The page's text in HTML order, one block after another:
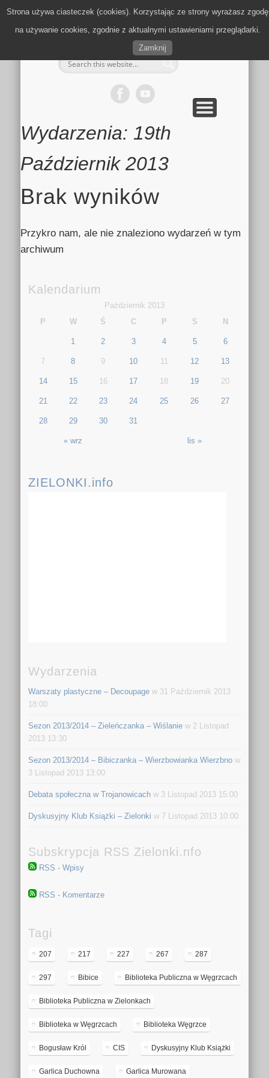
Zielonki.info
KALENDARZ
KULTURA
SPORT
MULTIMEDIA
MIEJSCA
KONTAKT
Wydarzenia: 19th
Październik 2013
Brak wyników
Przykro nam, ale nie znaleziono wydarzeń w tym
archiwum
Kalendarium
Październik 2013
P
W Ś C P S N
« wrz lis »
1 2 3 4 5 6
7 8 9 10 11 12 13
14 15 16 17 18 19 20
21 22 23 24 25 26 27
28 29 30 31
ZIELONKI.info
Wydarzenia
Warszaty plastyczne – Decoupagew 31 Październik 2013
18:00
Sezon 2013/2014 – Zieleńczanka – Wiślaniew 2 Listopad
2013 13:30
Sezon 2013/2014 – Bibiczanka – Wierzbowianka Wierzbnow
3 Listopad 2013 13:00
Debata społeczna w Trojanowicachw 3 Listopad 2013 15:00
Dyskusyjny Klub Książki – Zielonki w 7 Listopad 2013 10:00
Subskrypcja RSS Zielonki.nfo
RSS - Wpisy
RSS - Komentarze
Tagi
207 217 227 267 287
297 Bibice Biblioteka Publiczna w Węgrzcach
Biblioteka Publiczna w Zielonkach
Biblioteka w Węgrzcach Biblioteka Węgrzce
Bogusław Król CIS Dyskusyjny Klub Książki
Garlica Duchowna Garlica Murowana
Strona używa ciasteczek (cookies). Korzystając ze strony wyrażasz zgodę
na używanie cookies, zgodnie z aktualnymi ustawieniami przeglądarki.
Zamknij